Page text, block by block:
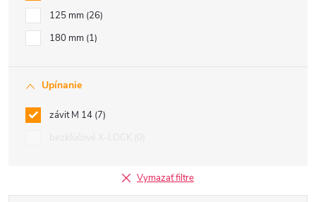
125 mm 26
180 mm 1
Upínanie
závit M 14 7
Vymazať filtre